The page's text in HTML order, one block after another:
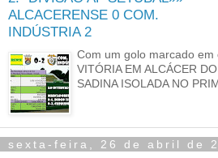
ALCACERENSE 0 COM.
INDÚSTRIA 2
Com um golo marcado
VITÓRIA EM ALCÁCER
SADINA ISOLADA NO
sexta-feira, 26 de abril de